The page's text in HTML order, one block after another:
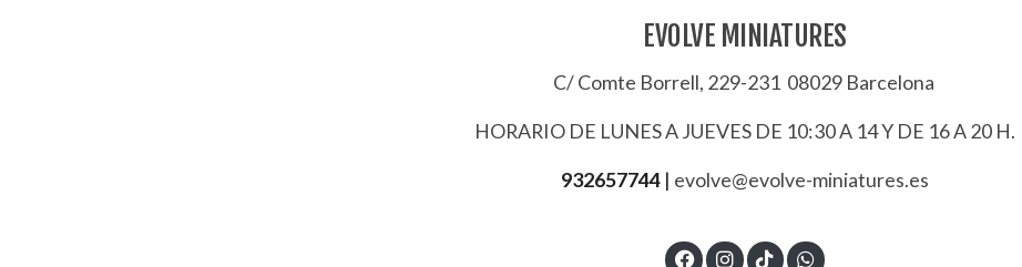
EVOLVE MINIATURES
C/ Comte Borrell, 229-231 08029 Barcelona
HORARIO DE LUNES A JUEVES DE 10:30 A 14 Y DE 16 A 20 H.
932657744 | evolve@evolve-miniatures.es